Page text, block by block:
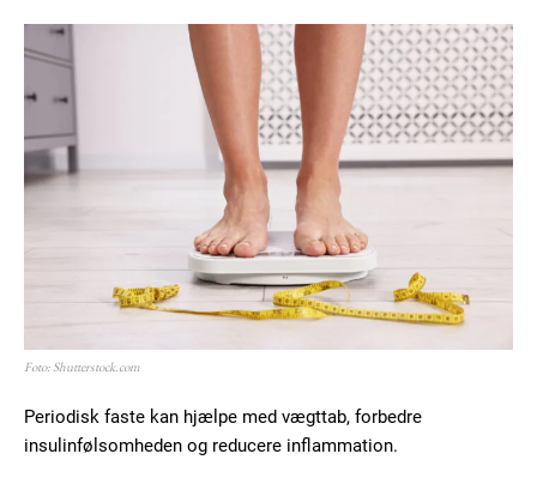
Foto: Shutterstock.com
Periodisk faste kan hjælpe med vægttab, forbedre
insulinfølsomheden og reducere inflammation.